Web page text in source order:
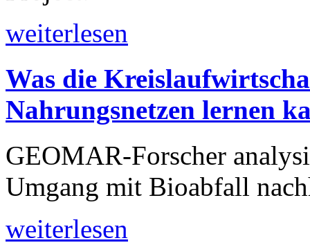
weiterlesen
Was die
Nahrungsnetzen lernen
GEOMAR-Forscher
Umgang mit Bioabfall
weiterlesen